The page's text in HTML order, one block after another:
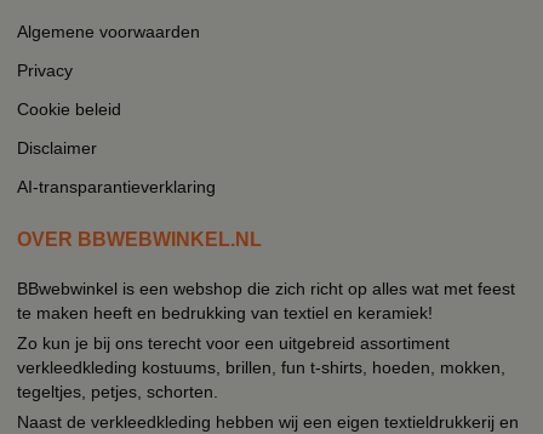
Algemene voorwaarden
Privacy
Cookie beleid
Disclaimer
AI-transparantieverklaring
OVER BBWEBWINKEL.NL
BBwebwinkel is een webshop die zich richt op alles wat met feest
te maken heeft en bedrukking van textiel en keramiek!
Zo kun je bij ons terecht voor een uitgebreid assortiment
verkleedkleding kostuums, brillen, fun t-shirts, hoeden, mokken,
tegeltjes, petjes, schorten.
Naast de verkleedkleding hebben wij een eigen textieldrukkerij en